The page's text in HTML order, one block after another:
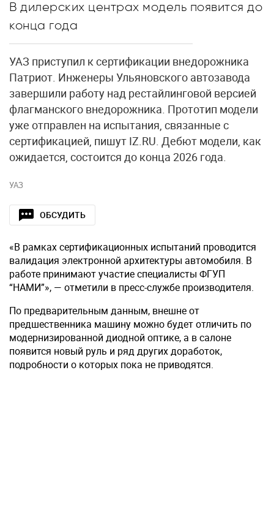
В дилерских центрах модель появится до
конца года
УАЗ приступил к сертификации внедорожника
Патриот. Инженеры Ульяновского автозавода
завершили работу над рестайлинговой версией
флагманского внедорожника. Прототип модели
уже отправлен на испытания, связанные с
сертификацией, пишут IZ.RU. Дебют модели, как
ожидается, состоится до конца 2026 года.
УАЗ
ОБСУДИТЬ
«В рамках сертификационных испытаний проводится
валидация электронной архитектуры автомобиля. В
работе принимают участие специалисты ФГУП
“НАМИ”», — отметили в пресс-службе производителя.
По предварительным данным, внешне от
предшественника машину можно будет отличить по
модернизированной диодной оптике, а в салоне
появится новый руль и ряд других доработок,
подробности о которых пока не приводятся.